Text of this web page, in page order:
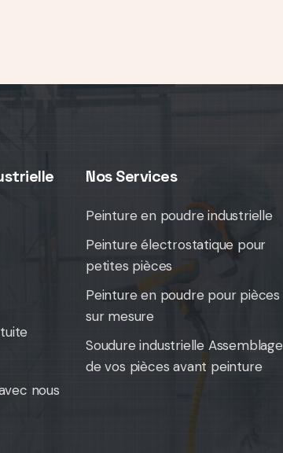
nous
Nos Services
Peinture en poudre industrielle
Peinture électrostatique pour
petites pièces
Peinture en poudre pour pièces
sur mesure
Soudure industrielle Assemblage
de vos pièces avant peinture